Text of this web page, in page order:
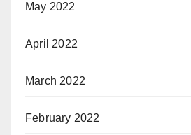
May 2022
April 2022
March 2022
February 2022